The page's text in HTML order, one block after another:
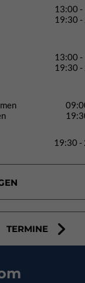
Damen
13:00
19:30
Herren
13:00
19:30
& Damen
Damen
19:30 -
TERMINE